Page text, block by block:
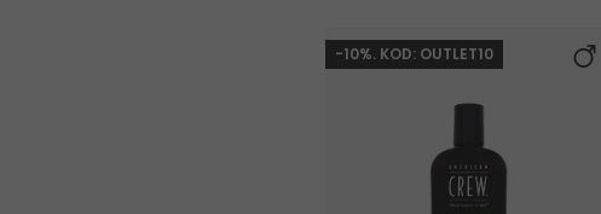
-10%. KOD: OUTLET10